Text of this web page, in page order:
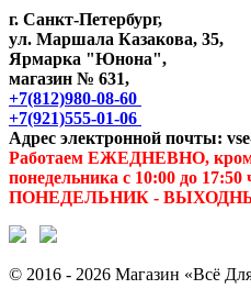
г. Санкт-Петербург,
ул. Маршала Казакова, 35,
Ярмарка "Юнона",
магазин № 631,
+7(812)980-08-60
+7(921)555-01-06
Адрес электронной почты:
Работаем ЕЖЕДНЕВНО,
понедельника с 10:00 до
ПОНЕДЕЛЬНИК -
© 2016 - 2026 Магазин «Всё